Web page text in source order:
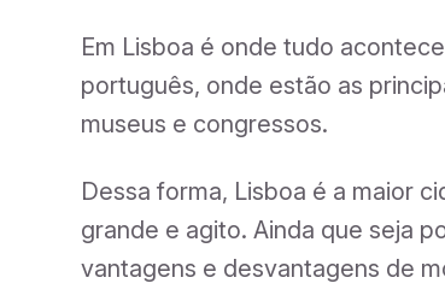
Em Lisboa é onde tudo
português, onde estão as
museus e congressos.
Dessa forma, Lisboa é a maior
grande e agito. Ainda que seja
vantagens e desvantagens de